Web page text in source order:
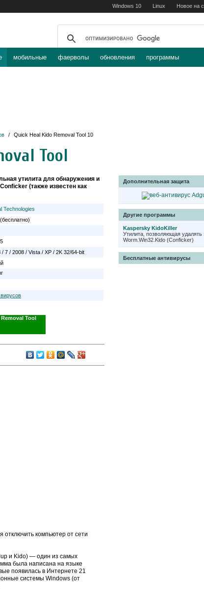
Windows 10 Linux Новое на
мобильные фаерволы обновления программы
/ Quick Heal Kido Removal Tool 10
Tool
утилита для обнаружения и
(также известен как
Technologies
/ 7 / 2008 / Vista / XP / 2K 32/64-bit
отключить компьютер от сети
и Kido) — один из самых
была написана на языке
появилась в Интернете 21
системы Windows (от
Дополнительная защита
Другие программы
Kaspersky KidoKiller
Утилита, позволяющая удалять
Worm.Win32.Kido (Conficker)
Бесплатные антивирусы